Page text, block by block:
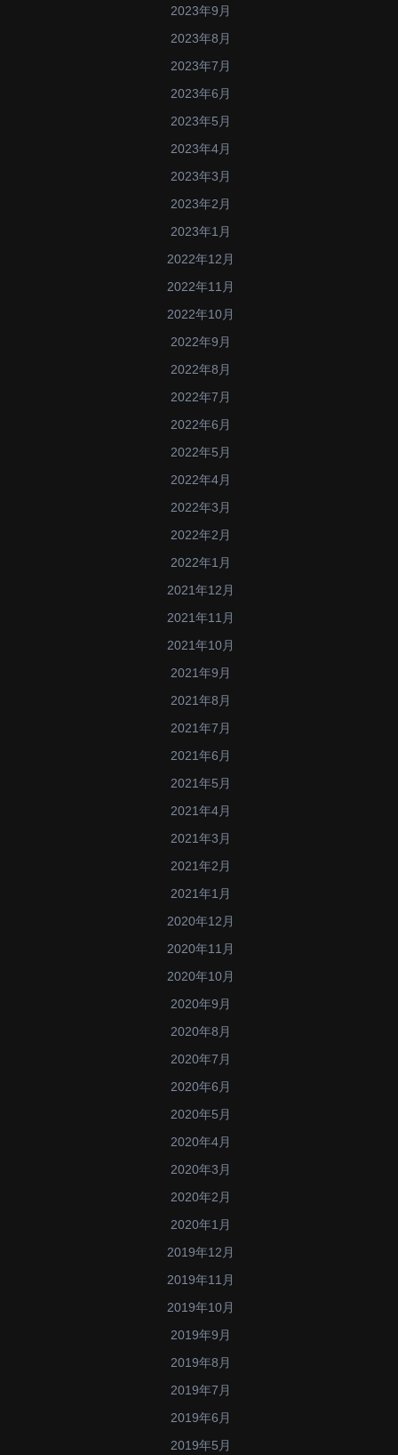
2023年9月
2023年8月
2023年7月
2023年6月
2023年5月
2023年4月
2023年3月
2023年2月
2023年1月
2022年12月
2022年11月
2022年10月
2022年9月
2022年8月
2022年7月
2022年6月
2022年5月
2022年4月
2022年3月
2022年2月
2022年1月
2021年12月
2021年11月
2021年10月
2021年9月
2021年8月
2021年7月
2021年6月
2021年5月
2021年4月
2021年3月
2021年2月
2021年1月
2020年12月
2020年11月
2020年10月
2020年9月
2020年8月
2020年7月
2020年6月
2020年5月
2020年4月
2020年3月
2020年2月
2020年1月
2019年12月
2019年11月
2019年10月
2019年9月
2019年8月
2019年7月
2019年6月
2019年5月